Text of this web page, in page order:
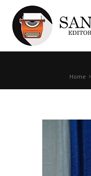
Home